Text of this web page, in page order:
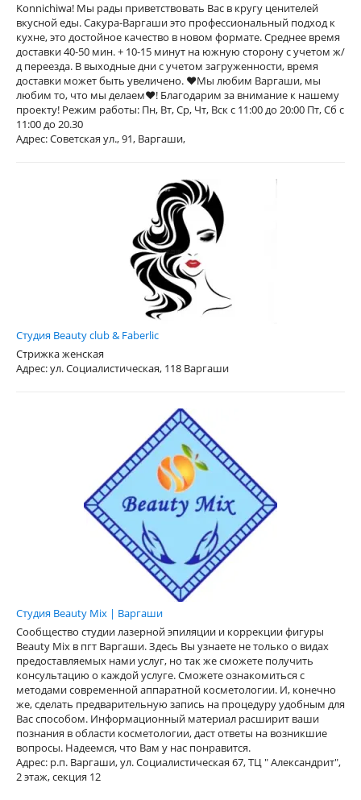
Konnichiwa! Мы рады приветствовать Вас в кругу ценителей
вкусной еды. Сакура-Варгаши это профессиональный подход к
кухне, это достойное качество в новом формате. Среднее время
доставки 40-50 мин. + 10-15 минут на южную сторону с учетом ж/
д переезда. В выходные дни с учетом загруженности, время
доставки может быть увеличено. ❤Мы любим Варгаши, мы
любим то, что мы делаем❤! Благодарим за внимание к нашему
проекту! Режим работы: Пн, Вт, Ср, Чт, Вск с 11:00 до 20:00 Пт, Сб с
11:00 до 20.30
Адрес: Советская ул., 91, Варгаши,
Студия Beauty club & Faberlic
Стрижка женская
Адрес: ул. Социалистическая, 118 Варгаши
Студия Beauty Mix | Варгаши
Сообщество студии лазерной эпиляции и коррекции фигуры
Beauty Mix в пгт Варгаши. Здесь Вы узнаете не только о видах
предоставляемых нами услуг, но так же сможете получить
консультацию о каждой услуге. Сможете ознакомиться с
методами современной аппаратной косметологии. И, конечно
же, сделать предварительную запись на процедуру удобным для
Вас способом. Информационный материал расширит ваши
познания в области косметологии, даст ответы на возникшие
вопросы. Надеемся, что Вам у нас понравится.
Адрес: р.п. Варгаши, ул. Социалистическая 67, ТЦ " Александрит",
2 этаж, секция 12